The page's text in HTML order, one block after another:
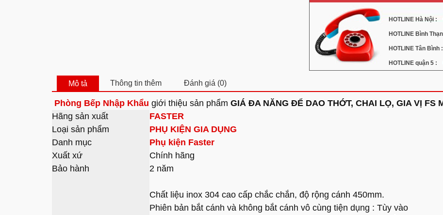
HOTLINE Hà Nội :
HOTLINE Bình
HOTLINE Tân Bình :
HOTLINE quận 5 :
Mô tả Thông tin thêm Đánh giá (0)
Phòng Bếp Nhập Khẩu giới thiệu sản phẩm GIÁ ĐA NĂNG ĐỂ DAO THỚT, CHAI LỌ, GIA VỊ FS
Hãng sản xuất
FASTER
Loại sản phẩm
PHỤ KIỆN GIA DỤNG
Danh mục
Phụ kiện Faster
Xuất xứ
Chính hãng
Bảo hành
2 năm
Chất liệu inox 304 cao cấp chắc chắn, độ rộng cánh 450mm.
Phiên bản bắt cánh và không bắt cánh vô cùng tiện dụng : Tùy vào